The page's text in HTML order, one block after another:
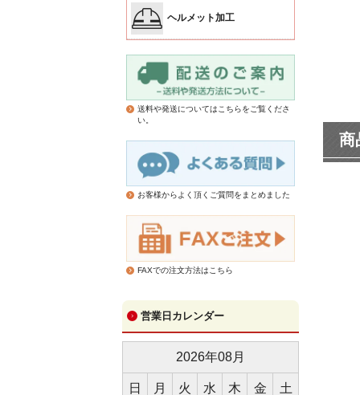
ヘルメット加工
送料や発送についてはこちらをご覧くださ
い。
お客様からよく頂くご質問をまとめました
FAXでの注文方法はこちら
営業日カレンダー
2026年08月
日 月 火 水 木 金 土
商